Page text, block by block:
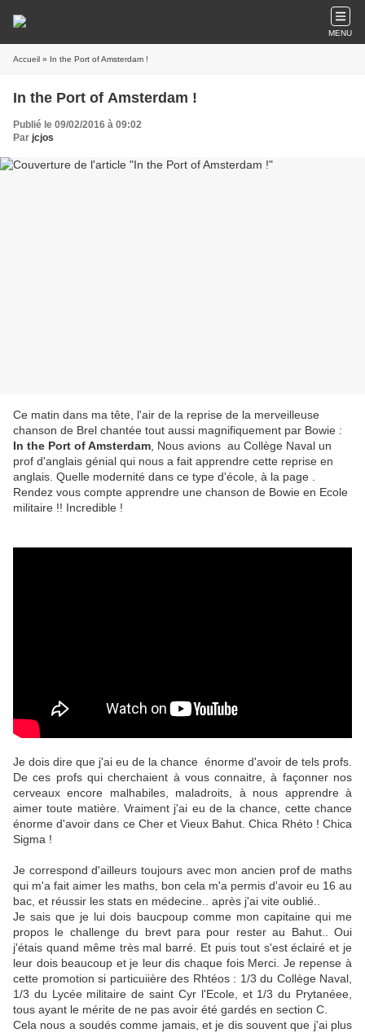
MENU
Accueil » In the Port of Amsterdam !
In the Port of Amsterdam !
Publié le 09/02/2016 à 09:02
Par jcjos
Ce matin dans ma tête, l'air de la reprise de la merveilleuse
chanson de Brel chantée tout aussi magnifiquement par Bowie :
In the Port of Amsterdam , Nous avions au Collège Naval un
prof d'anglais génial qui nous a fait apprendre cette reprise en
anglais. Quelle modernité dans ce type d'école, à la page .
Rendez vous compte apprendre une chanson de Bowie en Ecole
militaire !! Incredible !
Je dois dire que j'ai eu de la chance énorme d'avoir de tels profs.
De ces profs qui cherchaient à vous connaitre, à façonner nos
cerveaux encore malhabiles, maladroits, à nous apprendre à
aimer toute matière. Vraiment j'ai eu de la chance, cette chance
énorme d'avoir dans ce Cher et Vieux Bahut. Chica Rhéto ! Chica
Sigma !
Je correspond d'ailleurs toujours avec mon ancien prof de maths
qui m'a fait aimer les maths, bon cela m'a permis d'avoir eu 16 au
bac, et réussir les stats en médecine.. après j'ai vite oublié..
Je sais que je lui dois baucpoup comme mon capitaine qui me
propos le challenge du brevt para pour rester au Bahut.. Oui
j'étais quand même très mal barré. Et puis tout s'est éclairé et je
leur dois beaucoup et je leur dis chaque fois Merci. Je repense à
cette promotion si particuiière des Rhtéos : 1/3 du Collège Naval,
1/3 du Lycée militaire de saint Cyr l'Ecole, et 1/3 du Prytanéee,
tous ayant le mérite de ne pas avoir été gardés en section C.
Cela nous a soudés comme jamais, et je dis souvent que j'ai plus